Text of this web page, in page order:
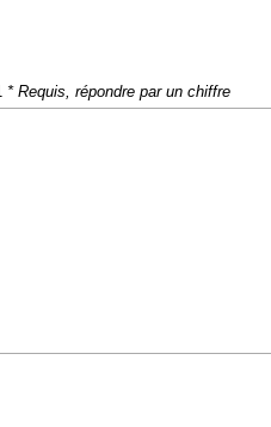
* Requis, répondre par un chiffre